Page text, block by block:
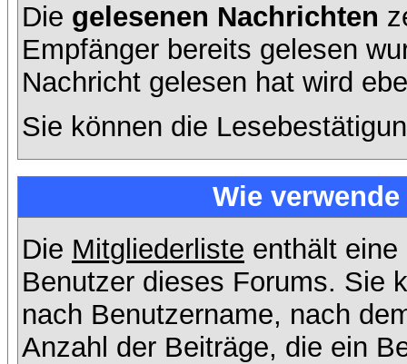
Die gelesenen Nachrichten
Empfänger bereits gelesen
Nachricht gelesen hat wird
Sie können die
Wie
Die Mitgliederliste enthält
Benutzer dieses Forums. Sie
nach Benutzername, nach
Anzahl der Beiträge, die ein